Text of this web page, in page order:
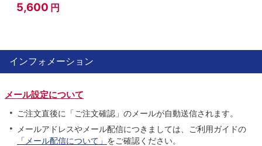
5,600 円
インフォメーション
メール設定について
ご注文直後に「ご注文確認」のメールが自動送信されます。
メールアドレスやメール配信につきましては、ご利用ガイドの
「メール配信について」 をご確認ください。